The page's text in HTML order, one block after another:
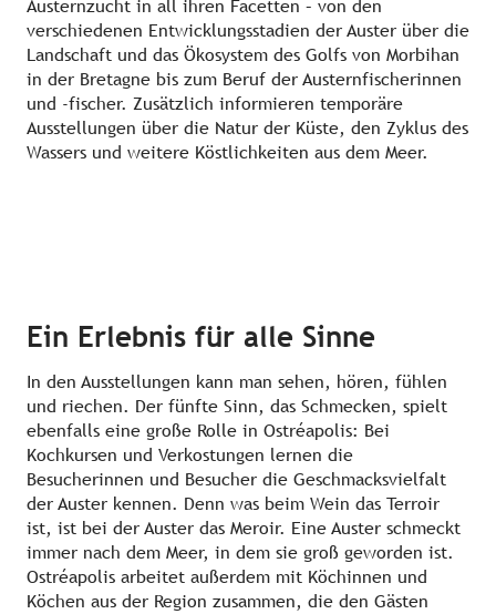
Austernzucht in all ihren Facetten – von den
verschiedenen Entwicklungsstadien der Auster über die
Landschaft und das Ökosystem des Golfs von Morbihan
in der Bretagne bis zum Beruf der Austernfischerinnen
und -fischer. Zusätzlich informieren temporäre
Ausstellungen über die Natur der Küste, den Zyklus des
Wassers und weitere Köstlichkeiten aus dem Meer.
Ein Erlebnis für alle Sinne
In den Ausstellungen kann man sehen, hören, fühlen
und riechen. Der fünfte Sinn, das Schmecken, spielt
ebenfalls eine große Rolle in Ostréapolis: Bei
Kochkursen und Verkostungen lernen die
Besucherinnen und Besucher die Geschmacksvielfalt
der Auster kennen. Denn was beim Wein das Terroir
ist, ist bei der Auster das Meroir. Eine Auster schmeckt
immer nach dem Meer, in dem sie groß geworden ist.
Ostréapolis arbeitet außerdem mit Köchinnen und
Köchen aus der Region zusammen, die den Gästen